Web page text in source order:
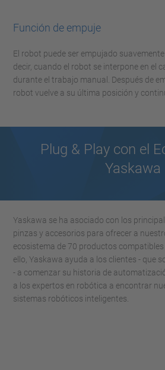
Función de empuje
El robot puede ser empujado
decir, cuando el robot se interpone en el
durante el trabajo manual. Después de
robot vuelve a su última posición y
Plug & Play con el
Yaskawa
Yaskawa se ha asociado con los
pinzas y accesorios para ofrecer a
ecosistema de 70 productos
ello, Yaskawa ayuda a los clientes - que
- a comenzar su historia de
a los expertos en robótica a encontrar
sistemas robóticos inteligentes.